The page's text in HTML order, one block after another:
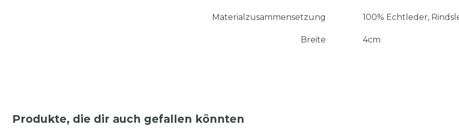
Materialzusammensetzung
Breite
100% Echtleder,
4cm
Produkte, die dir auch gefallen könnten